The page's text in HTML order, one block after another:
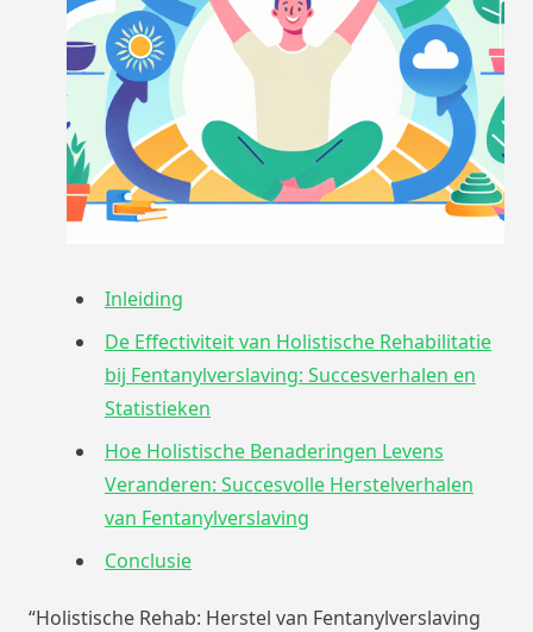
Inleiding
De Effectiviteit van Holistische Rehabilitatie
bij Fentanylverslaving: Succesverhalen en
Statistieken
Hoe Holistische Benaderingen Levens
Veranderen: Succesvolle Herstelverhalen
van Fentanylverslaving
Conclusie
“Holistische Rehab: Herstel van Fentanylverslaving